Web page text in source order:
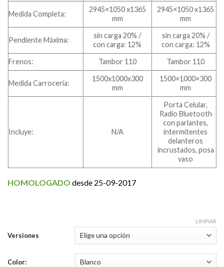
Medida Completa:
2945×1050 x1365
mm
2945×1050 x1365
mm
Pendiente Máxima:
sin carga 20% /
con carga: 12%
sin carga 20% /
con carga: 12%
Frenos:
Tambor 110 Tambor 110
​Medida Carrocería:
1500x1000x300
mm
1500×1000×300
mm
Incluye: N/A
Porta Celular,
Radio Bluetooth
con parlantes,
intermitentes
delanteros
incrustados, posa
vaso
HOMOLOGADO desde 25-09-2017
Versiones
Color:
LIMPIAR